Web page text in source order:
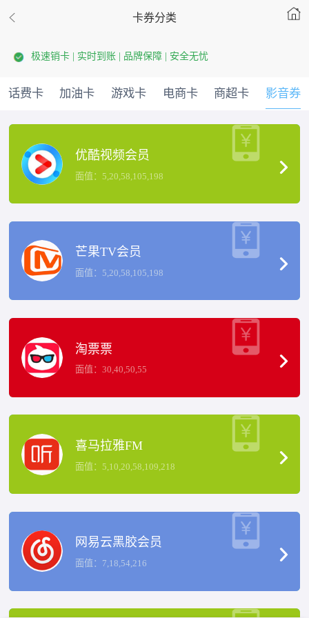
卡券分类
极速销卡 | 实时到账 | 品牌保障 | 安全无忧
话费卡 加油卡 游戏卡 电商卡 商超卡 影音券
优酷视频会员
面值：5,20,58,105,198
芒果TV会员
面值：5,20,58,105,198
淘票票
面值：30,40,50,55
喜马拉雅FM
面值：5,10,20,58,109,218
网易云黑胶会员
面值：7,18,54,216